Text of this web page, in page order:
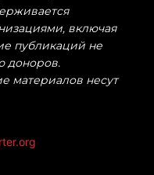
включая
публикаций не
доноров.
материалов несут